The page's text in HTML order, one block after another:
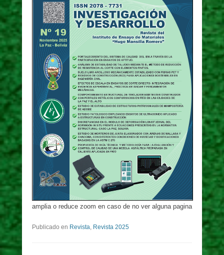
amplia o reduce zoom en caso de no ver alguna pagina
Publicado en Revista, Revista 2025